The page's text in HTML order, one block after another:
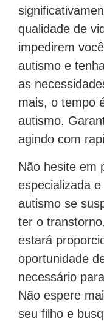
qualidade de
impedirem
autismo e
as
mais, o tempo
autismo.
agindo com
Não hesite em
especializada
autismo se
ter o
estará
oportunidade
necessário
Não espere
seu filho e